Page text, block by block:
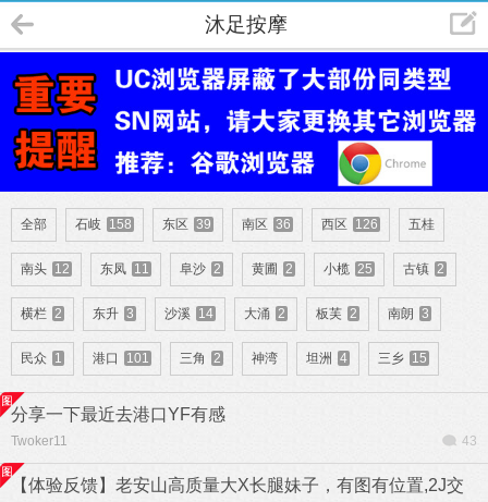
沐足按摩
全部 石岐 158 东区 39 南区 36 西区 126 五桂
南头 12 东凤 11 阜沙 2 黄圃 2 小榄 25 古镇 2
横栏 2 东升 3 沙溪 14 大涌 2 板芙 2 南朗 3
民众 1 港口 101 三角 2 神湾 坦洲 4 三乡 15
分享一下最近去港口YF有感
Twoker11 43
【体验反馈】老安山高质量大X长腿妹子，有图有位置,2J交